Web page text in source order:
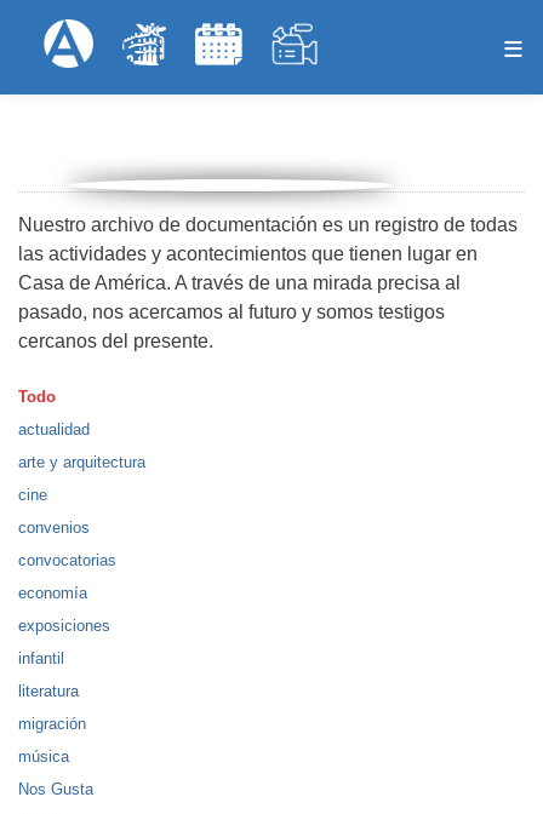
to
Menú Superior
Nuestro archivo de documentación es un registro de todas
las actividades y acontecimientos que tienen lugar en
Casa de América. A través de una mirada precisa al
pasado, nos acercamos al futuro y somos testigos
cercanos del presente.
Todo
actualidad
arte y arquitectura
cine
convenios
convocatorias
economía
exposiciones
infantil
literatura
migración
música
Nos Gusta